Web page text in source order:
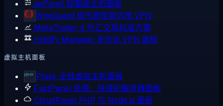
aaPanel轻量级主机面板
WireGuard 现代高性能内核 VPN
MetaTrader 4 外汇交易标准方案
Hiddify Manager 多协议 VPN 面板
虚拟主机面板
Plesk 全栈虚拟主机面板
FastPanel 免费、快速的服务器面板
CloudPanel PHP 与 Node.js 面板